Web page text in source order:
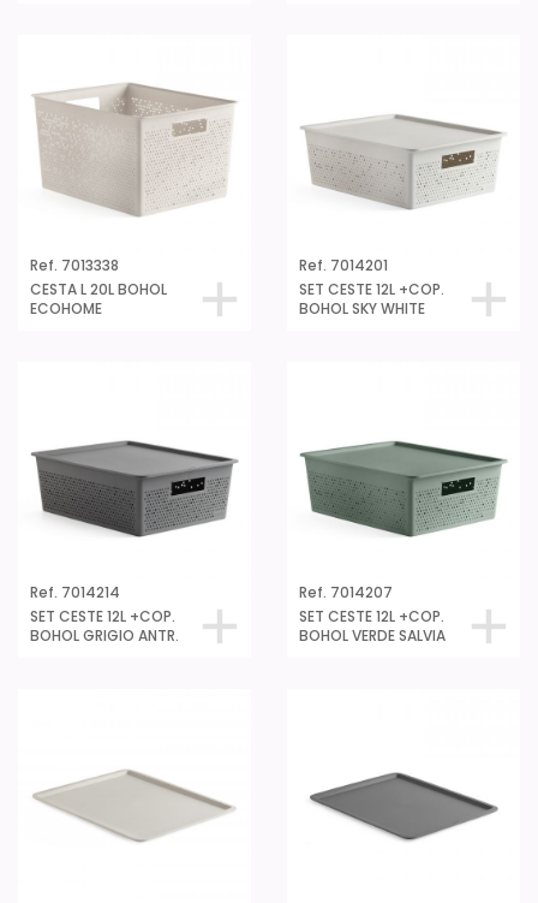
Ref. 7013338
CESTA L 20L BOHOL
ECOHOME
Ref. 7014201
SET CESTE 12L +COP.
BOHOL SKY WHITE
Ref. 7014214
SET CESTE 12L +COP.
BOHOL GRIGIO ANTR.
Ref. 7014207
SET CESTE 12L +COP.
BOHOL VERDE SALVIA